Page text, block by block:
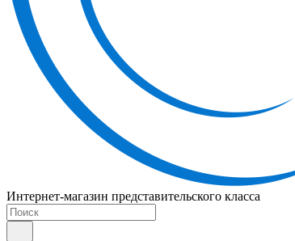
Интернет-магазин представительского класса